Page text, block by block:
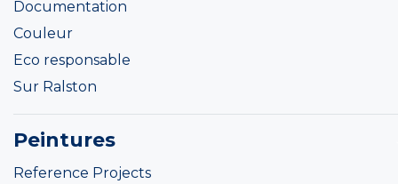
Documentation
Couleur
Eco responsable
Sur Ralston
Peintures
Reference Projects